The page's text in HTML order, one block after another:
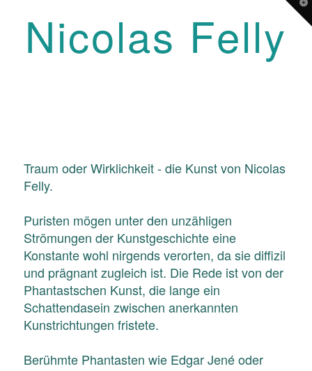
Nicolas Felly
Traum oder Wirklichkeit - die Kunst von Nicolas
Felly.
Puristen mögen unter den unzähligen
Strömungen der Kunstgeschichte eine
Konstante wohl nirgends verorten, da sie diffizil
und prägnant zugleich ist. Die Rede ist von der
Phantastschen Kunst, die lange ein
Schattendasein zwischen anerkannten
Kunstrichtungen fristete.
Berühmte Phantasten wie Edgar Jené oder